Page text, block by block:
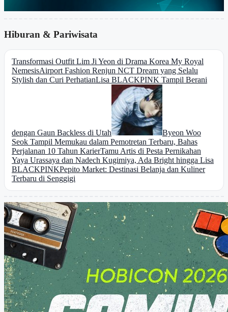
Hiburan & Pariwisata
Transformasi Outfit Lim Ji Yeon di Drama Korea My Royal
NemesisAirport Fashion Renjun NCT Dream yang Selalu
Stylish dan Curi PerhatianLisa BLACKPINK Tampil Berani
dengan Gaun Backless di Utah
Byeon Woo
Seok Tampil Memukau dalam Pemotretan Terbaru, Bahas
Perjalanan 10 Tahun KarierTamu Artis di Pesta Pernikahan
Yaya Urassaya dan Nadech Kugimiya, Ada Bright hingga Lisa
BLACKPINKPepito Market: Destinasi Belanja dan Kuliner
Terbaru di Senggigi